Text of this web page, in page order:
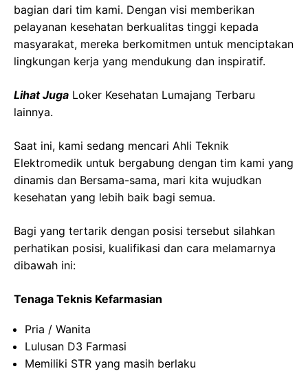
bagian dari tim kami. Dengan visi memberikan
pelayanan kesehatan berkualitas tinggi kepada
masyarakat, mereka berkomitmen untuk menciptakan
lingkungan kerja yang mendukung dan inspiratif.
Lihat Juga Loker Kesehatan Lumajang Terbaru
lainnya.
Saat ini, kami sedang mencari Ahli Teknik
Elektromedik untuk bergabung dengan tim kami yang
dinamis dan Bersama-sama, mari kita wujudkan
kesehatan yang lebih baik bagi semua.
Bagi yang tertarik dengan posisi tersebut silahkan
perhatikan posisi, kualifikasi dan cara melamarnya
dibawah ini:
Tenaga Teknis Kefarmasian
Pria / Wanita
Lulusan D3 Farmasi
Memiliki STR yang masih berlaku